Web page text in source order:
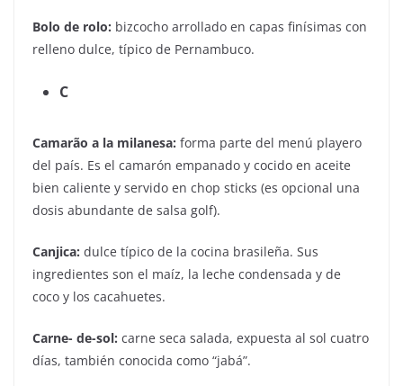
Bolo de rolo: bizcocho arrollado en capas finísimas con
relleno dulce, típico de Pernambuco.
C
Camarão a la milanesa: forma parte del menú playero
del país. Es el camarón empanado y cocido en aceite
bien caliente y servido en chop sticks (es opcional una
dosis abundante de salsa golf).
Canjica: dulce típico de la cocina brasileña. Sus
ingredientes son el maíz, la leche condensada y de
coco y los cacahuetes.
Carne- de-sol: carne seca salada, expuesta al sol cuatro
días, también conocida como “jabá”.